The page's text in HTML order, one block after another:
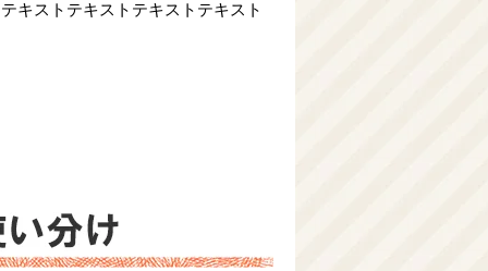
キストテキストテキストテキスト